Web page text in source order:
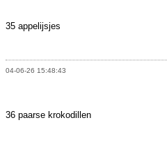
35 appelijsjes
04-06-26 15:48:43
36 paarse krokodillen